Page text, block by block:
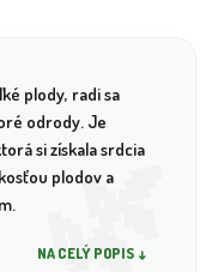
plody, radi sa
odrody. Je
si získala srdcia
plodov a
NA CELÝ POPIS ↓